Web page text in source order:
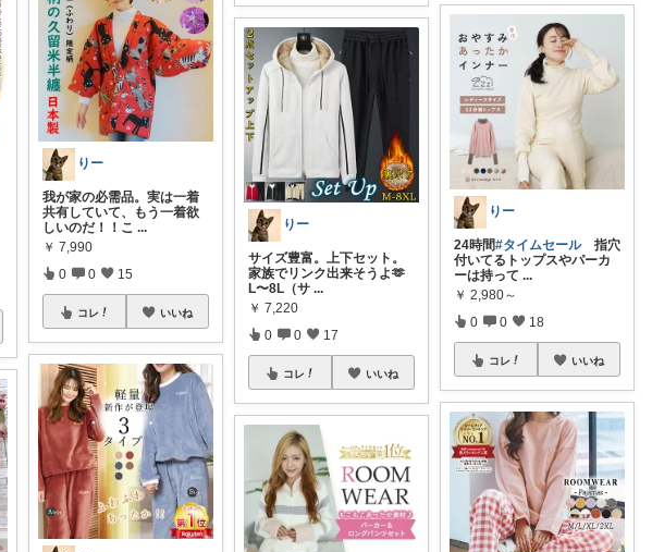
りー
我が家の必需品。実は一着
共有していて、もう一着欲
しいのだ！！こ ...
￥ 7,990
0 0 15
コレ いいね
りー
サイズ豊富。上下セット。
家族でリンク出来そうよ🫶
L〜8L（サ ...
￥ 7,220
0 0 17
コレ いいね
りー
24時間#タイムセール指穴
付いてるトップスやパーカ
ーは持って ...
￥ 2,980～
0 0 18
コレ いいね